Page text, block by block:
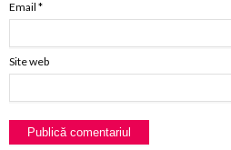
Email *
Site web